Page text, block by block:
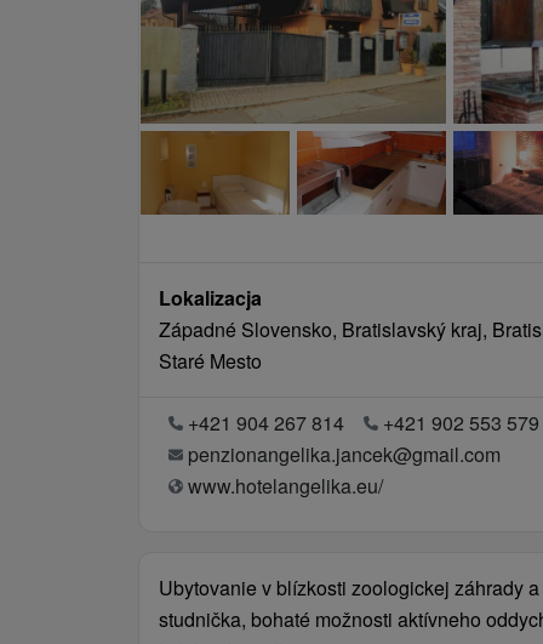
Lokalizacja
Západné Slovensko, Bratislavský kraj,
Staré Mesto
+421 904 267 814
+421 902 553 579
penzionangelika.jancek@gmail.com
www.hotelangelika.eu/
Ubytovanie v blízkosti zoologickej záhrady
studnička, bohaté možnosti aktívneho